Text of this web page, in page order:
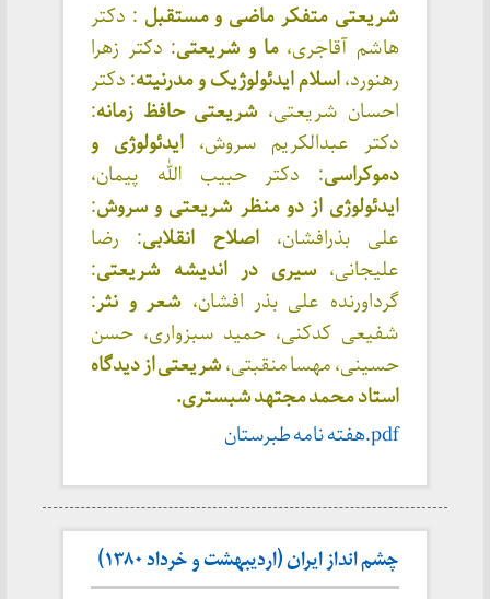
شریعتی متفکر ماضی و مستقبل : دکتر
هاشم آقاجری، ما و شریعتی: دکتر زهرا
رهنورد،اسلام ایدئولوژیک و مدرنیته: دکتر
احسان شریعتی، شریعتی حافظ زمانه:
دکتر عبدالکریم سروش، ایدئولوژی و
دموکراسی: دکتر حبیب الله پیمان،
ایدئولوژی از دو منظر شریعتی و سروش:
علی بذرافشان،اصلاح انقلابی: رضا
علیجانی،سیری در اندیشه شریعتی:
گرداورنده علی بذر افشان، شعر و نثر:
شفیعی کدکنی، حمید سبزواری، حسن
حسینی، مهسا منقبتی،شریعتی از دیدگاه
استاد محمد مجتهد شبستری.
pdf.هفته نامه طبرستان
چشم انداز ایران (اردیبهشت و خرداد ۱۳۸۰)